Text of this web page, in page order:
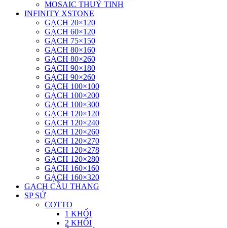
MOSAIC THUỶ TINH
INFINITY XSTONE
GẠCH 20×120
GẠCH 60×120
GẠCH 75×150
GẠCH 80×160
GẠCH 80×260
GẠCH 90×180
GẠCH 90×260
GẠCH 100×100
GẠCH 100×200
GẠCH 100×300
GẠCH 120×120
GẠCH 120×240
GẠCH 120×260
GẠCH 120×270
GẠCH 120×278
GẠCH 120×280
GẠCH 160×160
GẠCH 160×320
GẠCH CẦU THANG
SP SỨ
COTTO
1 KHỐI
2 KHỐI